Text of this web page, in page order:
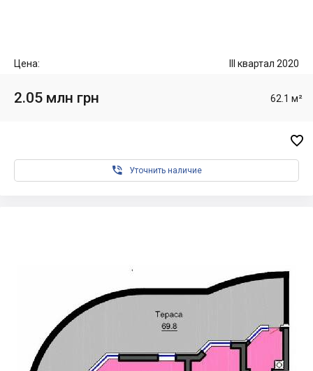
Цена: III квартал 2020
2.05 млн грн 62.1 м²

 Уточнить наличие